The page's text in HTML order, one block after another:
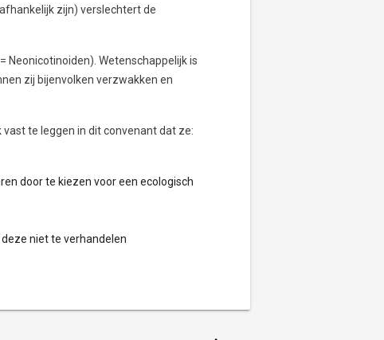
zijn) verslechtert de
Wetenschappelijk is
zij bijenvolken verzwakken en
te leggen in dit convenant dat ze:
door te kiezen voor een ecologisch
niet te verhandelen